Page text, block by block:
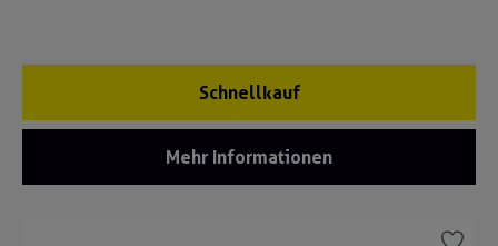
Schnellkauf
Mehr Informationen